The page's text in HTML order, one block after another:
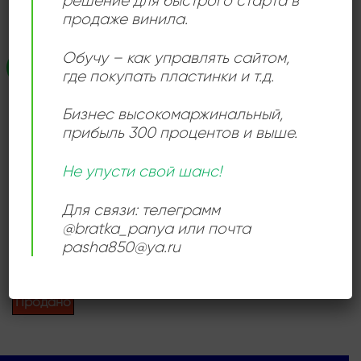
Распродажа!
Add to
wishlist
Steve Rodway – Horizontal
Hold
1800,00₽ Первоначальная
цена
составляла
1000,00₽Текущая
цена:
1000,00 ₽.
Продано
продаже винила.
Обучу – как управлять сайтом,
где покупать пластинки и т.д.
Бизнес высокомаржинальный,
прибыль 300 процентов и выше.
Не упусти свой шанс!
Для связи: телеграмм
@bratka_panya или почта
pasha850@ya.ru